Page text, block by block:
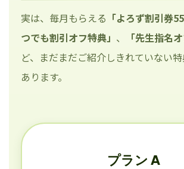
実は、毎月もらえる 「よろず割引券
つでも割引オフ特典」 、 「先生指名
ど、まだまだご紹介しきれていない
あります。
プラン A